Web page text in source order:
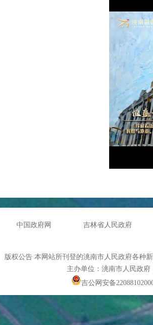
中国政府网 吉林省人民政府
版权公告 本网站所刊登的洮南市人民政府各种
主办单位：洮南市人民政
吉公网安备